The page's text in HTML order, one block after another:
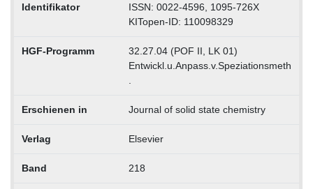
Identifikator
ISSN: 0022-4596, 1095-726X
KITopen-ID: 110098329
HGF-Programm
32.27.04 (POF II, LK 01)
Entwickl.u.Anpass.v.Speziationsmeth
Erschienen in Journal of solid state chemistry
Verlag Elsevier
Band 218